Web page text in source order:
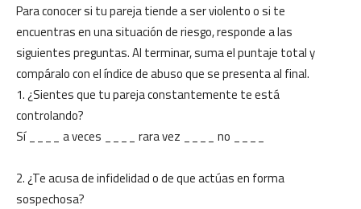
Para conocer si tu pareja tiende a ser violento o si te
encuentras en una situación de riesgo, responde a las
siguientes preguntas. Al terminar, suma el puntaje total y
compáralo con el índice de abuso que se presenta al final.
1. ¿Sientes que tu pareja constantemente te está
controlando?
Sí ____ a veces ____ rara vez ____ no ____
2. ¿Te acusa de infidelidad o de que actúas en forma
sospechosa?